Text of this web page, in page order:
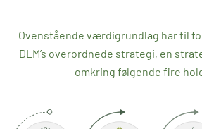
Ovenstående værdigrundlag har til
DLM’s overordnede strategi, en
omkring følgende fire